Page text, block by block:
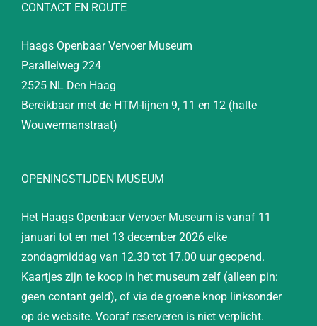
CONTACT EN ROUTE
Haags Openbaar Vervoer Museum
Parallelweg 224
2525 NL Den Haag
Bereikbaar met de HTM-lijnen 9, 11 en 12 (halte
Wouwermanstraat)
OPENINGSTIJDEN MUSEUM
Het Haags Openbaar Vervoer Museum is vanaf 11
januari tot en met 13 december 2026 elke
zondagmiddag van 12.30 tot 17.00 uur geopend.
Kaartjes zijn te koop in het museum zelf (alleen pin:
geen contant geld), of via de groene knop linksonder
op de website. Vooraf reserveren is niet verplicht.